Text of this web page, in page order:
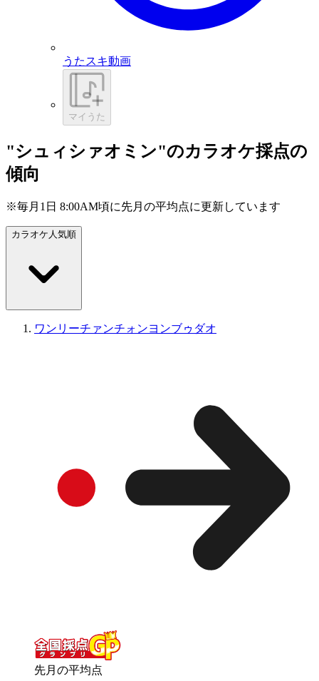
うたスキ動画
マイうた
"シュィシァオミン"のカラオケ採点の
傾向
※毎月1日 8:00AM頃に先月の平均点に更新しています
カラオケ人気順
ワンリーチァンチォンヨンブゥダオ
先月の平均点